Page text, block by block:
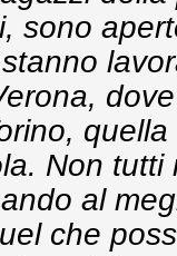
sono
Non tutti
al
che